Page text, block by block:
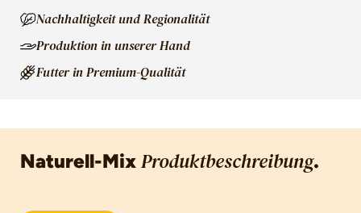
Nachhaltigkeit und Regionalität
Produktion in unserer Hand
Futter in Premium-Qualität
Naturell-Mix Produktbeschreibung.